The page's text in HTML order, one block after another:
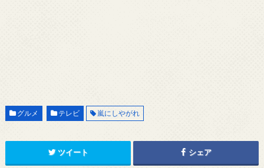
グルメ テレビ 嵐にしやがれ
ツイート シェア